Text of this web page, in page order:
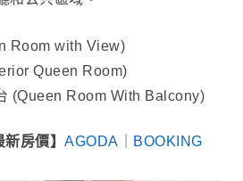
Room with View)
Queen Room)
(Queen Room With Balcony)
房價】 AGODA BOOKING